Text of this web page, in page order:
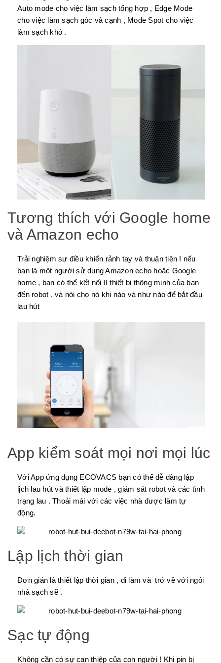
Auto mode cho việc làm sạch tổng hợp , Edge Mode
cho việc làm sạch góc và cạnh , Mode Spot cho việc
làm sạch khó .
Tương thích với Google home
và Amazon echo
Trải nghiệm sự điều khiển rảnh tay và thuận tiện ! nếu
bạn là một người sử dụng Amazon echo hoặc Google
home , bạn có thể kết nối II thiết bị thông minh của bạn
đến robot , và nói cho nó khi nào và như nào để bắt đầu
lau hút
App kiểm soát mọi nơi mọi lúc
Với App ứng dụng ECOVACS bạn có thể dễ dàng lập
lịch lau hút và thiết lập mode , giám sát robot và các tình
trạng lau . Thoải mái với các việc nhà được làm tự
động.
Lập lịch thời gian
Đơn giản là thiết lập thời gian , đi làm và trở về với ngôi
nhà sạch sẽ .
Sạc tự động
Không cần có sự can thiệp của con người ! Khi pin bị